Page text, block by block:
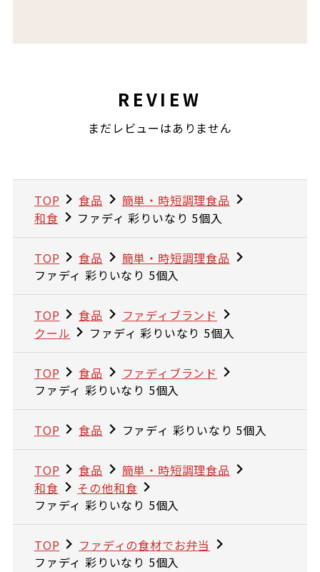
REVIEW
まだレビューはありません
TOP 食品
簡単・時短調理食品
和食
ファディ 彩りいなり 5個入
TOP 食品
簡単・時短調理食品
ファディ 彩りいなり 5個入
TOP 食品
ファディブランド
クール
ファディ 彩りいなり 5個入
TOP 食品
ファディブランド
ファディ 彩りいなり 5個入
TOP 食品 ファディ 彩りいなり 5個入
TOP 食品
簡単・時短調理食品
和食
その他和食
ファディ 彩りいなり 5個入
TOP
ファディの食材でお弁当
ファディ 彩りいなり 5個入